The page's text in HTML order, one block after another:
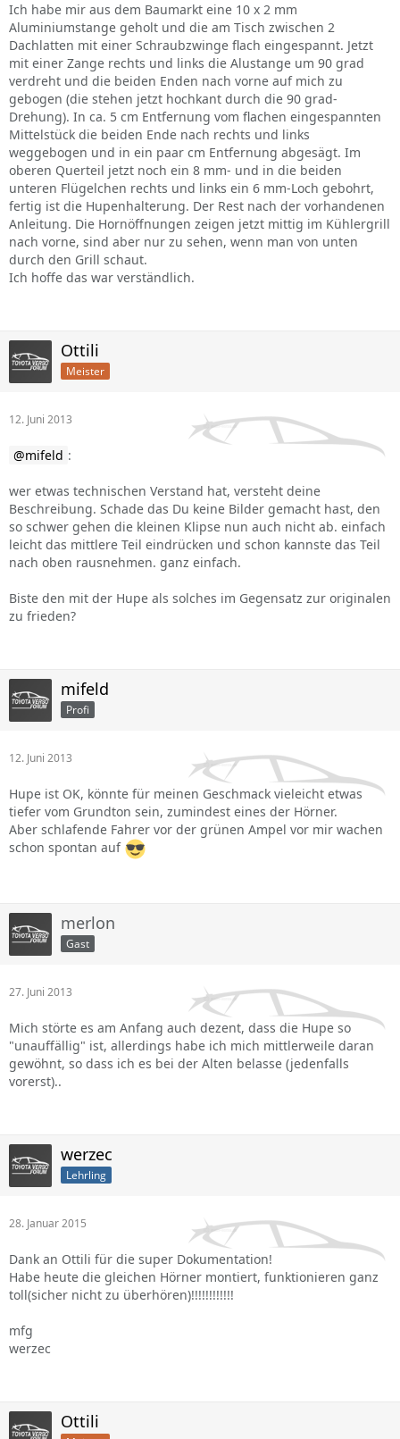
Ich habe mir aus dem Baumarkt eine 10 x 2 mm
Aluminiumstange geholt und die am Tisch zwischen 2
Dachlatten mit einer Schraubzwinge flach eingespannt. Jetzt
mit einer Zange rechts und links die Alustange um 90 grad
verdreht und die beiden Enden nach vorne auf mich zu
gebogen (die stehen jetzt hochkant durch die 90 grad-
Drehung). In ca. 5 cm Entfernung vom flachen eingespannten
Mittelstück die beiden Ende nach rechts und links
weggebogen und in ein paar cm Entfernung abgesägt. Im
oberen Querteil jetzt noch ein 8 mm- und in die beiden
unteren Flügelchen rechts und links ein 6 mm-Loch gebohrt,
fertig ist die Hupenhalterung. Der Rest nach der vorhandenen
Anleitung. Die Hornöffnungen zeigen jetzt mittig im Kühlergrill
nach vorne, sind aber nur zu sehen, wenn man von unten
durch den Grill schaut.
Ich hoffe das war verständlich.
Ottili
Meister
12. Juni 2013
mifeld :
wer etwas technischen Verstand hat, versteht deine
Beschreibung. Schade das Du keine Bilder gemacht hast, den
so schwer gehen die kleinen Klipse nun auch nicht ab. einfach
leicht das mittlere Teil eindrücken und schon kannste das Teil
nach oben rausnehmen. ganz einfach.
Biste den mit der Hupe als solches im Gegensatz zur originalen
zu frieden?
mifeld
Profi
12. Juni 2013
Hupe ist OK, könnte für meinen Geschmack vieleicht etwas
tiefer vom Grundton sein, zumindest eines der Hörner.
Aber schlafende Fahrer vor der grünen Ampel vor mir wachen
schon spontan auf
merlon
Gast
27. Juni 2013
Mich störte es am Anfang auch dezent, dass die Hupe so
"unauffällig" ist, allerdings habe ich mich mittlerweile daran
gewöhnt, so dass ich es bei der Alten belasse (jedenfalls
vorerst)..
werzec
Lehrling
28. Januar 2015
Dank an Ottili für die super Dokumentation!
Habe heute die gleichen Hörner montiert, funktionieren ganz
toll(sicher nicht zu überhören)!!!!!!!!!!!!
mfg
werzec
Ottili